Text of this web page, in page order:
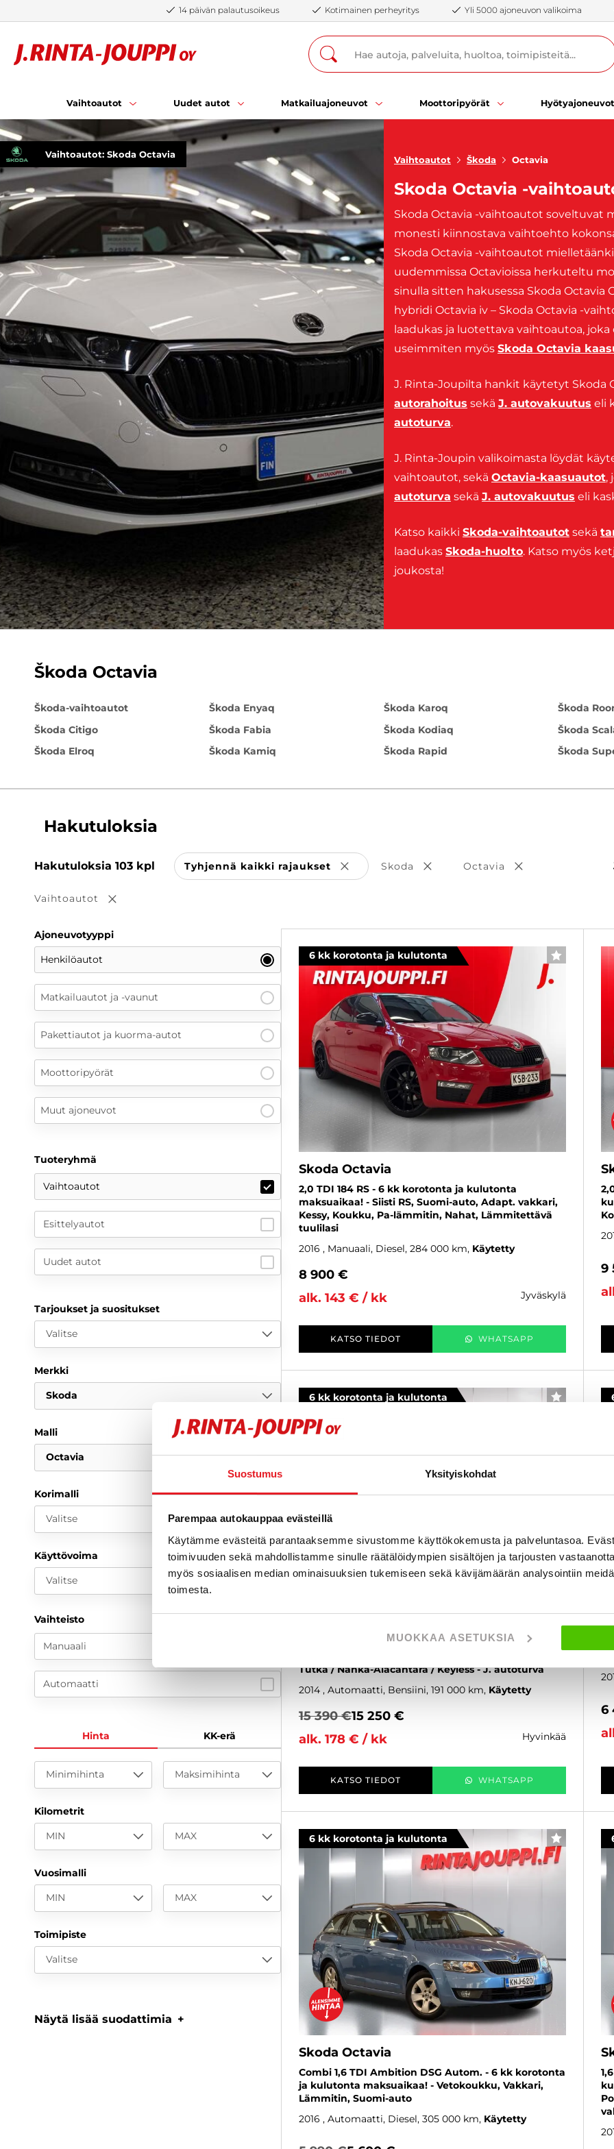
Suostumus Yksityiskohdat
Parempaa autokauppaa evästeillä
Käytämme evästeitä parantaaksemme sivustomme käyttökokemusta ja palveluntasoa.
toimivuuden sekä mahdollistamme sinulle räätälöidympien sisältöjen ja tarjousten
myös sosiaalisen median ominaisuuksien tukemiseen sekä kävijämäärän analysointiin
toimesta.
MUOKKAA ASETUKSIA
14 päivän palautusoikeus Kotimainen perheyritys Yli 5000 ajoneuvon valikoima
Vaihtoautot Uudet autot Matkailuajoneuvot Moottoripyörät Hyötyajoneuvot
Vaihtoautot: Skoda Octavia
Vaihtoautot Škoda Octavia
Skoda Octavia -
Skoda Octavia -vaihtoautot soveltuvat
monesti kiinnostava vaihtoehto
Skoda Octavia -vaihtoautot
uudemmissa Octavioissa herkuteltu
sinulla sitten hakusessa Skoda Octavia
hybridi Octavia iv – Skoda Octavia -
laadukas ja luotettava vaihtoautoa,
useimmiten myös Skoda Octavia
J. Rinta-Joupilta hankit käytetyt Skoda
autorahoitus sekä J. autovakuutus eli
autoturva.
J. Rinta-Joupin valikoimasta löydät
vaihtoautot, sekä Octavia-kaasuautot,
autoturva sekä J. autovakuutus eli
Katso kaikki Skoda-vaihtoautot sekä
laadukas Skoda-huolto. Katso myös
joukosta!
Škoda Octavia
Škoda-vaihtoautot
Škoda Citigo
Škoda Elroq
Škoda Enyaq
Škoda Fabia
Škoda Kamiq
Škoda Karoq
Škoda Kodiaq
Škoda Rapid
Škoda
Škoda
Škoda
Hakutuloksia
Hakutuloksia 103 kpl Tyhjennä kaikki rajaukset Poista valinta
Skoda Poista valinta
Octavia Poista valinta
Vaihtoautot Poista valinta
Ajoneuvotyyppi
Henkilöautot
Matkailuautot ja -vaunut
Pakettiautot ja kuorma-autot
Moottoripyörät
Muut ajoneuvot
Tuoteryhmä
Vaihtoautot
Esittelyautot
Uudet autot
Tarjoukset ja suositukset
Valitse
Merkki
Skoda
Malli
Octavia
Korimalli
Valitse
Käyttövoima
Valitse
Vaihteisto
Manuaali
Automaatti
Hinta KK-erä
Minimihinta Maksimihinta
Kilometrit
MIN MAX
Vuosimalli
MIN MAX
Toimipiste
Valitse
Näytä lisää suodattimia
6 kk korotonta ja kulutonta SUOSIKKI
Skoda Octavia
2,0 TDI 184 RS - 6 kk korotonta ja kulutonta
maksuaikaa! - Siisti RS, Suomi-auto, Adapt. vakkari,
Kessy, Koukku, Pa-lämmitin, Nahat, Lämmitettävä
tuulilasi
2016 , Manuaali, Diesel, 284 000 km Käytetty
8 900 €
alk. 143 € / kk
jyväskylä
KATSO TIEDOT WHATSAPP
9
6 kk korotonta ja kulutonta SUOSIKKI
Skoda Octavia
kulutonta maksuaikaa! - Tyylikäs RS-Octavia! /
Tutka / Nahka-Alacantara / Keyless - J. autoturva
2014 , Automaatti, Bensiini, 191 000 km Käytetty
15 390 €15 250 €
alk. 178 € / kk
hyvinkää
KATSO TIEDOT WHATSAPP
6
6 kk korotonta ja kulutonta SUOSIKKI
Skoda Octavia
Combi 1,6 TDI Ambition DSG Autom. - 6 kk korotonta
ja kulutonta maksuaikaa! - Vetokoukku, Vakkari,
Lämmitin, Suomi-auto
2016 , Automaatti, Diesel, 305 000 km Käytetty